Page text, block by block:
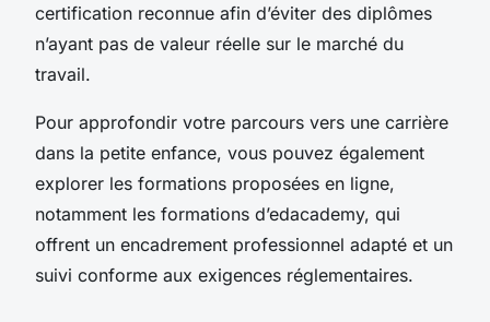
certification reconnue afin d’éviter des diplômes
n’ayant pas de valeur réelle sur le marché du
travail.
Pour approfondir votre parcours vers une carrière
dans la petite enfance, vous pouvez également
explorer les formations proposées en ligne,
notamment les formations d’edacademy, qui
offrent un encadrement professionnel adapté et un
suivi conforme aux exigences réglementaires.